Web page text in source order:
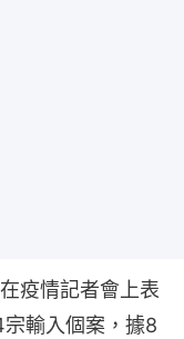
疫情記者會上表
輸入個案，據8